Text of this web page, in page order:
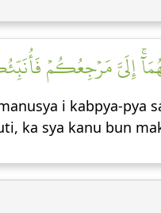
إِلَيَّ مَرۡجِعُكُمۡ
i kabpya-pya
ka sya kanu bun